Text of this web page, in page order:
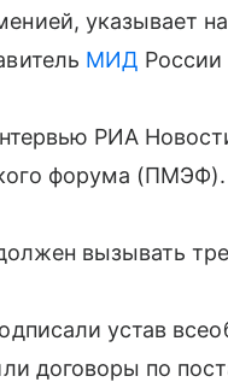
указывает
МИД России
РИА
форума (ПМЭФ).
вызывать
устав
договоры по